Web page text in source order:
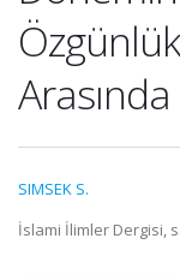
Arasında
SIMSEK S.
İslami İlimler Dergisi,